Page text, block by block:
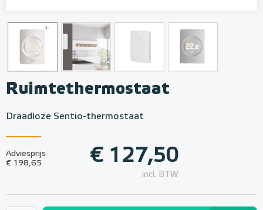
Ruimtethermostaat
Draadloze Sentio-thermostaat
Adviesprijs
€ 198,65
€ 127,50
incl. BTW